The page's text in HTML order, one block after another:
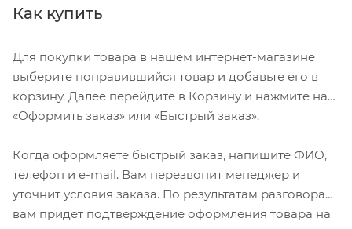
Литий-полимерный аккумулятор Емкость: 10 000
15,5*9*3 см Вес в упаковке 234 гр В комплекте USB
кабель с разъемом Micro-USB.
Как купить
Для покупки товара в нашем интернет-магазине
выберите понравившийся товар и добавьте его в
корзину. Далее перейдите в Корзину и нажмите на
«Оформить заказ» или «Быстрый заказ».
Когда оформляете быстрый заказ, напишите ФИО,
телефон и e-mail. Вам перезвонит менеджер и
уточнит условия заказа. По результатам разговора
вам придет подтверждение оформления товара на